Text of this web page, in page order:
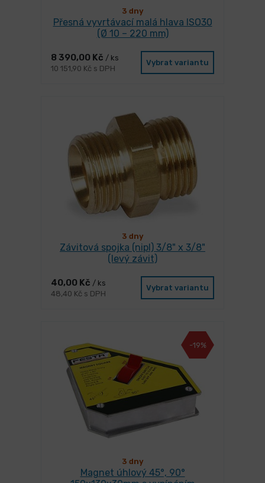
3 dny
Přesná vyvrtávací malá hlava ISO30
(Ø 10 – 220 mm)
8 390,00 Kč / ks
10 151,90 Kč s DPH
Vybrat variantu
3 dny
Závitová spojka (nipl) 3/8" x 3/8"
(levý závit)
40,00 Kč / ks
48,40 Kč s DPH
Vybrat variantu
-19%
3 dny
Magnet úhlový 45°, 90°